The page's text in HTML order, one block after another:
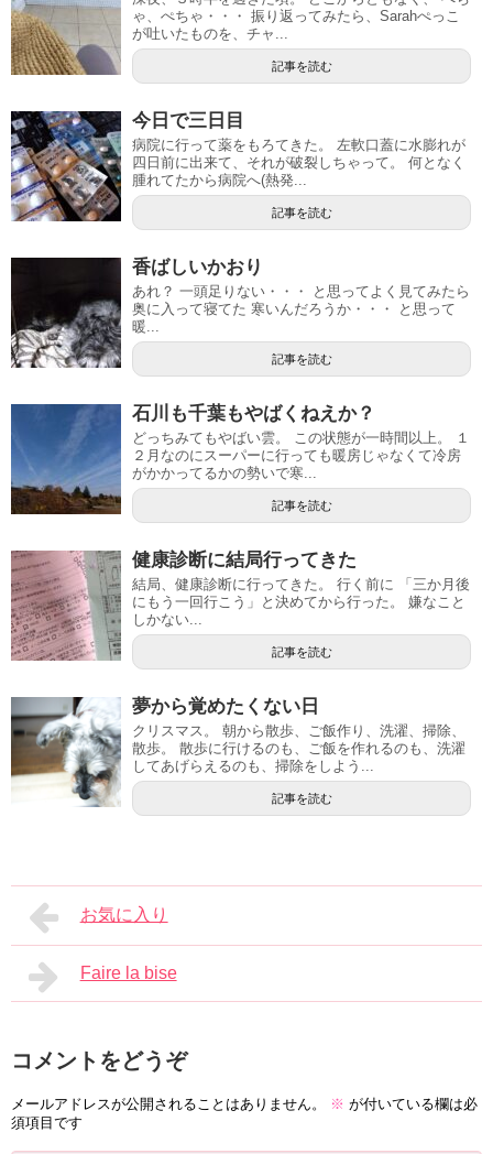
ゃ、ぺちゃ・・・ 振り返ってみたら、Sarahぺっこ
が吐いたものを、チャ...
記事を読む
今日で三日目
病院に行って薬をもろてきた。 左軟口蓋に水膨れが
四日前に出来て、それが破裂しちゃって。 何となく
腫れてたから病院へ(熱発...
記事を読む
香ばしいかおり
あれ？ 一頭足りない・・・ と思ってよく見てみたら
奥に入って寝てた 寒いんだろうか・・・ と思って
暖...
記事を読む
石川も千葉もやばくねえか？
どっちみてもやばい雲。 この状態が一時間以上。 １
２月なのにスーパーに行っても暖房じゃなくて冷房
がかかってるかの勢いで寒...
記事を読む
健康診断に結局行ってきた
結局、健康診断に行ってきた。 行く前に 「三か月後
にもう一回行こう」と決めてから行った。 嫌なこと
しかない...
記事を読む
夢から覚めたくない日
クリスマス。 朝から散歩、ご飯作り、洗濯、掃除、
散歩。 散歩に行けるのも、ご飯を作れるのも、洗濯
してあげらえるのも、掃除をしよう...
記事を読む
お気に入り
Faire la bise
コメントをどうぞ
メールアドレスが公開されることはありません。 ※ が付いている欄は必
須項目です